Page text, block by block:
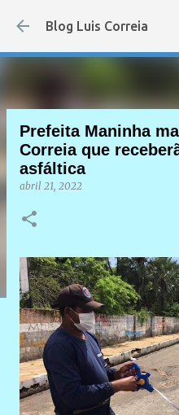
Pular para o
Blog Luis Correia
Prefeita Maninha
Correia que
asfáltica
abril 21, 2022